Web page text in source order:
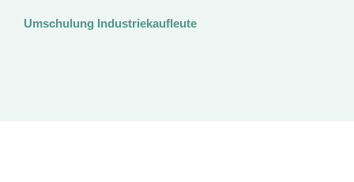
Umschulung Industriekaufleute